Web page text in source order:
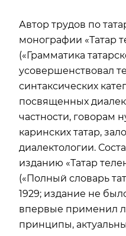
Автор трудов по
монографии «Татар
(«Грамматика
усовершенствовал
синтаксических
посвященных
частности, говорам
каринских татар,
диалектологии.
изданию «Татар
(«Полный словарь
1929; издание не
впервые применил
принципы,